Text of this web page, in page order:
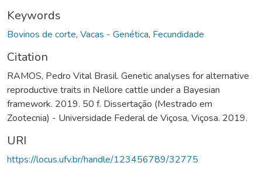
Keywords
Bovinos de corte, Vacas - Genética, Fecundidade
Citation
RAMOS, Pedro Vital Brasil. Genetic analyses for alternative
reproductive traits in Nellore cattle under a Bayesian
framework. 2019. 50 f. Dissertação (Mestrado em
Zootecnia) - Universidade Federal de Viçosa, Viçosa. 2019.
URI
https://locus.ufv.br/handle/123456789/32775